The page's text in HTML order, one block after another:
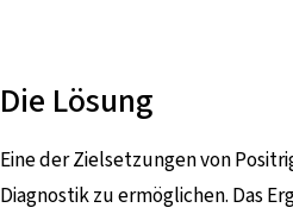
Die Lösung
Eine der Zielsetzungen von
Diagnostik zu ermöglichen. Das